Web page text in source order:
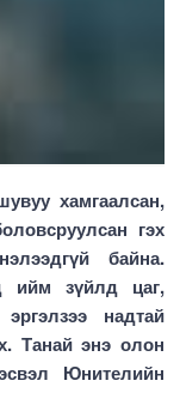
хамгаалсан,
гэх
байна.
ийм зүйлд цаг,
надтай
Танай энэ олон
Юнителийн